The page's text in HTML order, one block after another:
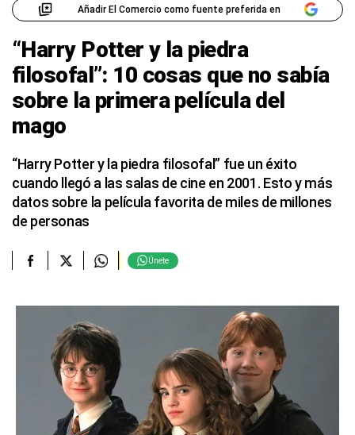
Añadir El Comercio como fuente preferida en
“Harry Potter y la piedra
filosofal”: 10 cosas que no sabía
sobre la primera película del
mago
“Harry Potter y la piedra filosofal” fue un éxito
cuando llegó a las salas de cine en 2001. Esto y más
datos sobre la película favorita de miles de millones
de personas
Únete